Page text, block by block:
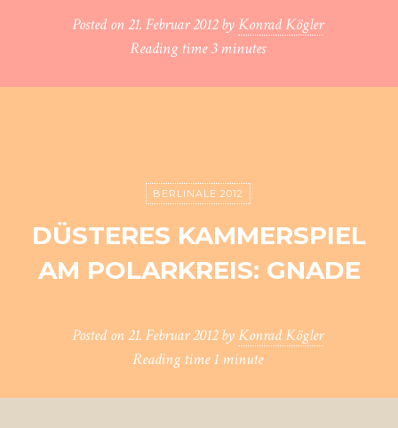
Posted on21. Februar 2012 byKonrad Kögler
Reading time3 minutes
BERLINALE 2012
DÜSTERES KAMMERSPIEL
AM POLARKREIS: GNADE
Posted on21. Februar 2012 byKonrad Kögler
Reading time1 minute